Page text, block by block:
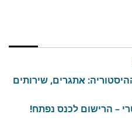
אתגרים, שירותים
– הרישום לכנס נפתח!